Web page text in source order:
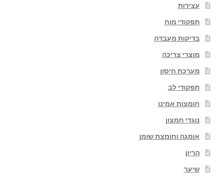
עצירות
תפקודי מוח
בדיקות מעבדה
מוצרי צריכה
מערכת חיסון
תפקודי לב
חומצות אמינו
נוגדי חמצון
אומגה וחומצת שומן
הריון
שיער